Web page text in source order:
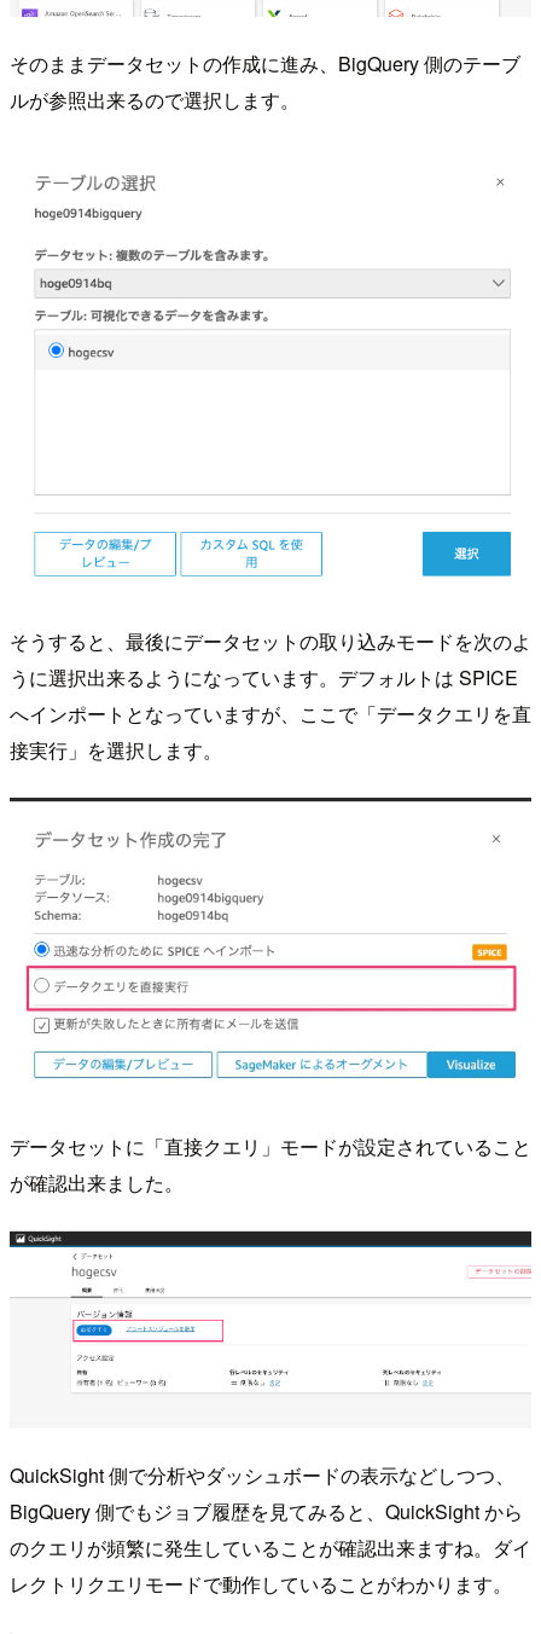
そのままデータセットの作成に進み、BigQuery 側のテーブ
ルが参照出来るので選択します。
そうすると、最後にデータセットの取り込みモードを次のよ
うに選択出来るようになっています。デフォルトは SPICE
へインポートとなっていますが、ここで「データクエリを直
接実行」を選択します。
データセットに「直接クエリ」モードが設定されていること
が確認出来ました。
QuickSight 側で分析やダッシュボードの表示などしつつ、
BigQuery 側でもジョブ履歴を見てみると、QuickSight から
のクエリが頻繁に発生していることが確認出来ますね。ダイ
レクトリクエリモードで動作していることがわかります。